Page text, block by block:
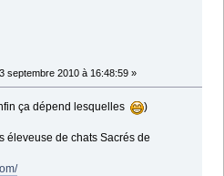
septembre 2010 à 16:48:59 »
ça dépend lesquelles )
éleveuse de chats Sacrés de